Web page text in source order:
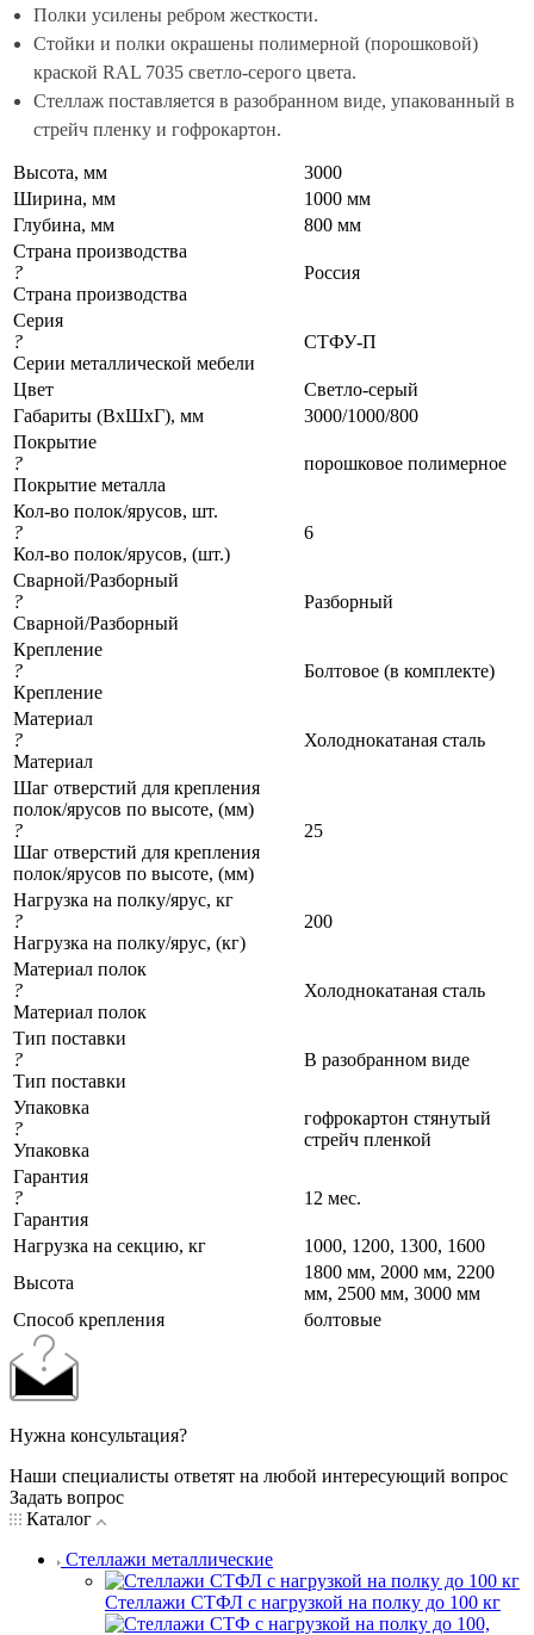
Полки усилены ребром жесткости.
Стойки и полки окрашены полимерной (порошковой)
краской RAL 7035 светло-серого цвета.
Стеллаж поставляется в разобранном виде, упакованный в
стрейч пленку и гофрокартон.
Высота, мм
3000
Ширина, мм
1000 мм
Глубина, мм
800 мм
Страна производства
?
Страна производства
Россия
Серия
?
Серии металлической мебели
СТФУ-П
Цвет
Светло-серый
Габариты (ВхШхГ), мм
3000/1000/800
Покрытие
?
Покрытие металла
порошковое полимерное
Кол-во полок/ярусов, шт.
?
Кол-во полок/ярусов, (шт.)
6
Сварной/Разборный
?
Сварной/Разборный
Разборный
Крепление
?
Крепление
Болтовое (в комплекте)
Материал
?
Материал
Холоднокатаная сталь
Шаг отверстий для крепления
полок/ярусов по высоте, (мм)
?
Шаг отверстий для крепления
полок/ярусов по высоте, (мм)
25
Нагрузка на полку/ярус, кг
?
Нагрузка на полку/ярус, (кг)
200
Материал полок
?
Материал полок
Холоднокатаная сталь
Тип поставки
?
Тип поставки
В разобранном виде
Упаковка
?
Упаковка
гофрокартон стянутый
стрейч пленкой
Гарантия
?
Гарантия
12 мес.
Нагрузка на секцию, кг
1000, 1200, 1300, 1600
Высота
1800 мм, 2000 мм, 2200
мм, 2500 мм, 3000 мм
Cпособ крепления
болтовые
Нужна консультация?
Наши специалисты ответят на любой интересующий вопрос
Задать вопрос
Каталог
Стеллажи металлические
Стеллажи СТФЛ с нагрузкой на полку до 100 кг